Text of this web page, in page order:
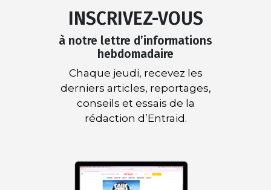
INSCRIVEZ-VOUS
à notre lettre d’informations
hebdomadaire
Chaque jeudi, recevez les
derniers articles, reportages,
conseils et essais de la
rédaction d’Entraid.